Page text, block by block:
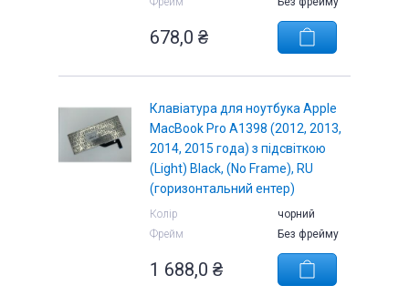
678,0 ₴
Клавіатура для ноутбука Apple
MacBook Pro A1398 (2012, 2013,
2014, 2015 года) з підсвіткою
(Light) Black, (No Frame), RU
(горизонтальний ентер)
Колір
чорний
Фрейм
Без фрейму
1 688,0 ₴